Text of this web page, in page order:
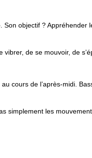
Son objectif ?
de se mouvoir, de
cours de l’après-midi.
simplement les